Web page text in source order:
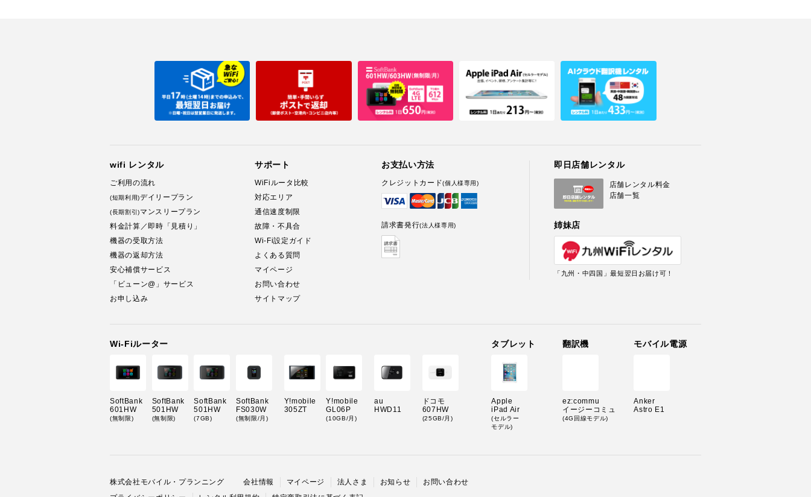
wifi レンタル
ご利用の流れ
(短期利用)デイリープラン
(長期割引)マンスリープラン
料金計算／即時「見積り」
機器の受取方法
機器の返却方法
安心補償サービス
「ビューン@」サービス
お申し込み
サポート
WiFiルータ比較
対応エリア
通信速度制限
故障・不具合
Wi-Fi設定ガイド
よくある質問
マイページ
お問い合わせ
サイトマップ
お支払い方法
クレジットカード(個人様専用)
請求書発行(法人様専用)
即日店舗レンタル
店舗レンタル料金
店舗一覧
姉妹店
「九州・中四国」最短翌日お届け可！
Wi-Fiルーター
SoftBank
601HW
(無制限)
SoftBank
501HW
(無制限)
SoftBank
501HW
(7GB)
SoftBank
FS030W
(無制限/月)
Y!mobile
305ZT
Y!mobile
GL06P
(10GB/月)
au
HWD11
ドコモ
607HW
(25GB/月)
タブレット
Apple
iPad Air
(セルラー
モデル)
翻訳機
ez:commu
イージーコミュ
(4G回線モデル)
モバイル電源
Anker
Astro E1
株式会社モバイル・プランニング 会社情報 マイページ 法人さま お知らせ
お問い合わせ